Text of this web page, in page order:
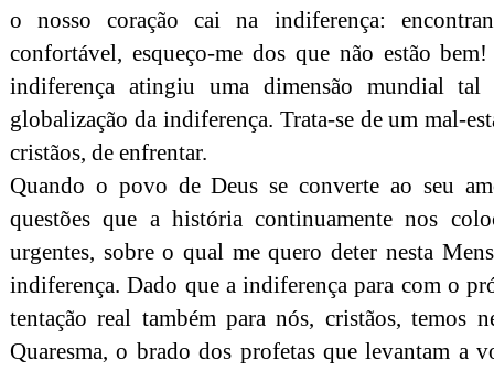
o nosso coração cai na indiferença:
confortável, esqueço-me dos que não estão
indiferença atingiu uma dimensão mundial
globalização da indiferença. Trata-se de um mal-
cristãos, de enfrentar.
Quando o povo de Deus se converte ao seu
questões que a história continuamente nos
urgentes, sobre o qual me quero deter nesta
indiferença. Dado que a indiferença para com o
tentação real também para nós, cristãos, temos
Quaresma, o brado dos profetas que levantam a